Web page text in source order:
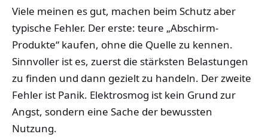
Viele meinen es gut, machen beim Schutz aber
typische Fehler. Der erste: teure „Abschirm-
Produkte“ kaufen, ohne die Quelle zu kennen.
Sinnvoller ist es, zuerst die stärksten Belastungen
zu finden und dann gezielt zu handeln. Der zweite
Fehler ist Panik. Elektrosmog ist kein Grund zur
Angst, sondern eine Sache der bewussten
Nutzung.